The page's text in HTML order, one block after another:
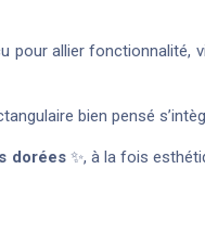
allier
bien pensé
dorées✨, à la fois